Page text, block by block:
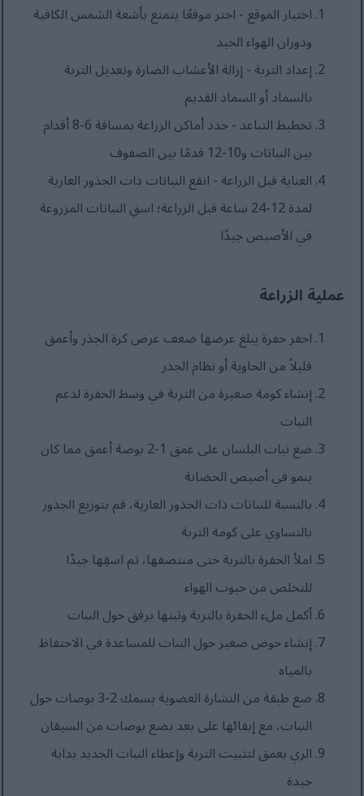
اختيار الموقع - اختر موقعًا يتمتع بأشعة الشمس الكافية
ودوران الهواء الجيد
إعداد التربة - إزالة الأعشاب الضارة وتعديل التربة
بالسماد أو السماد القديم
تخطيط التباعد - حدد أماكن الزراعة بمسافة 6-8 أقدام
بين النباتات و10-12 قدمًا بين الصفوف
العناية قبل الزراعة - انقع النباتات ذات الجذور العارية
لمدة 12-24 ساعة قبل الزراعة؛ اسقِ النباتات المزروعة
في الأصيص جيدًا
عملية الزراعة
احفر حفرة يبلغ عرضها ضعف عرض كرة الجذر وأعمق
قليلاً من الحاوية أو نظام الجذر
إنشاء كومة صغيرة من التربة في وسط الحفرة لدعم
النبات
ضع نبات البلسان على عمق 1-2 بوصة أعمق مما كان
ينمو في أصيص الحضانة
بالنسبة للنباتات ذات الجذور العارية، قم بتوزيع الجذور
بالتساوي على كومة التربة
املأ الحفرة بالتربة حتى منتصفها، ثم اسقِها جيدًا
للتخلص من جيوب الهواء
أكمل ملء الحفرة بالتربة وثبتها برفق حول النبات
إنشاء حوض صغير حول النبات للمساعدة في الاحتفاظ
بالمياه
ضع طبقة من النشارة العضوية بسمك 2-3 بوصات حول
النبات، مع إبقائها على بعد بضع بوصات من السيقان
الري بعمق لتثبيت التربة وإعطاء النبات الجديد بداية
جيدة